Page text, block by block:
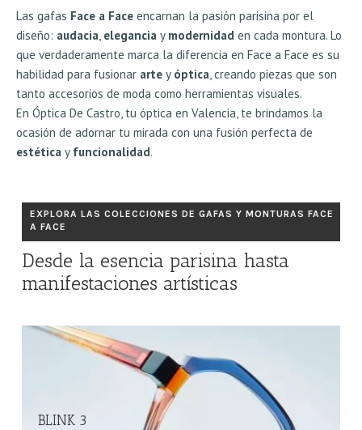
Las gafas Face a Face encarnan la pasión parisina por el
diseño: audacia, elegancia y modernidad en cada montura. Lo
que verdaderamente marca la diferencia en Face a Face es su
habilidad para fusionar arte y óptica, creando piezas que son
tanto accesorios de moda como herramientas visuales.
En Óptica De Castro, tu óptica en Valencia, te brindamos la
ocasión de adornar tu mirada con una fusión perfecta de
estética y funcionalidad.
EXPLORA LAS COLECCIONES DE GAFAS Y MONTURAS FACE
A FACE
Desde la esencia parisina hasta
manifestaciones artísticas
BLINK 3